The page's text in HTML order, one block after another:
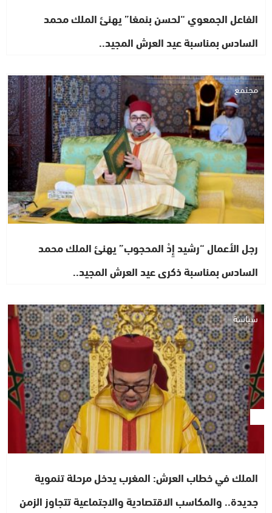
الفاعل الجمعوي “لحسن بنمغا” يهنئ الملك محمد
السادس بمناسبة عيد العرش المجيد..
مجتمع
رجل الأعمال “رشيد إِدْ المحجوب” يهنئ الملك محمد
السادس بمناسبة ذكرى عيد العرش المجيد..
سياسة
الملك في خطاب العرش: المغرب يدخل مرحلة تنموية
جديدة.. والمكاسب الاقتصادية والاجتماعية تتجاوز الزمن